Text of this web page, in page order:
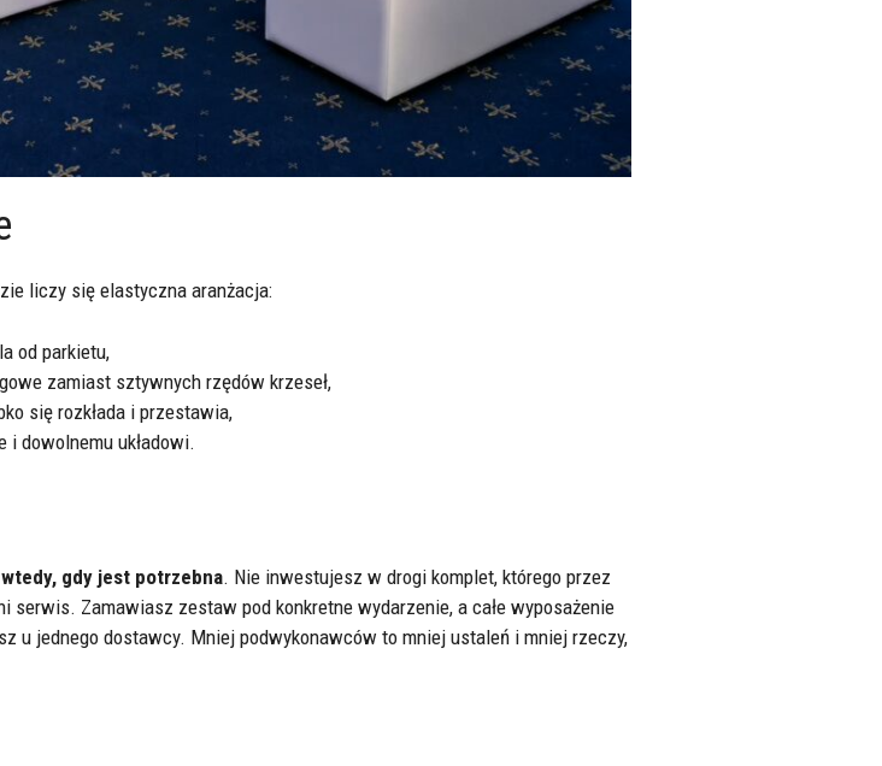
liczy się elastyczna aranżacja:
od parkietu,
zamiast sztywnych rzędów krzeseł,
się rozkłada i przestawia,
dowolnemu układowi.
gdy jest potrzebna. Nie inwestujesz w drogi komplet, którego przez
Zamawiasz zestaw pod konkretne wydarzenie, a całe wyposażenie
u jednego dostawcy. Mniej podwykonawców to mniej ustaleń i mniej rzeczy,